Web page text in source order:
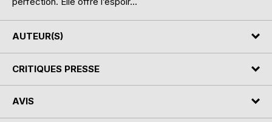
AUTEUR(S)
CRITIQUES PRESSE
AVIS